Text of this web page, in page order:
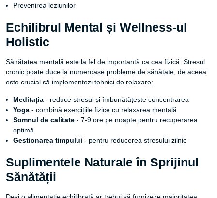
Prevenirea leziunilor
Echilibrul Mental și Wellness-ul
Holistic
Sănătatea mentală este la fel de importantă ca cea fizică. Stresul
cronic poate duce la numeroase probleme de sănătate, de aceea
este crucial să implementezi tehnici de relaxare:
Meditația - reduce stresul și îmbunătățește concentrarea
Yoga - combină exercițiile fizice cu relaxarea mentală
Somnul de calitate - 7-9 ore pe noapte pentru recuperarea
optimă
Gestionarea timpului - pentru reducerea stresului zilnic
Suplimentele Naturale în Sprijinul
Sănătății